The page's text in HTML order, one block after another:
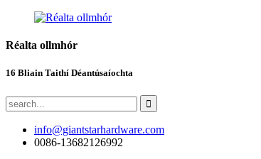
Réalta ollmhór
16 Bliain Taithí Déantúsaíochta
info@giantstarhardware.com
0086-13682126992